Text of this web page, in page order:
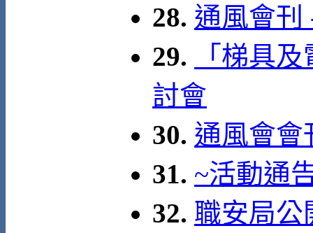
28. 通風會刊
29.
「梯具
討會
30. 通風會會
31. ~活動通
32. 職安局公